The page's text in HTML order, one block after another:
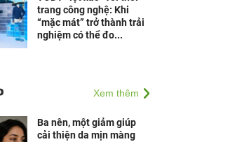
trang công nghệ: Khi
“mặc mát” trở thành trải
nghiệm có thể đo...
Xem thêm
Ba nên, một giảm giúp
cải thiện da mịn màng